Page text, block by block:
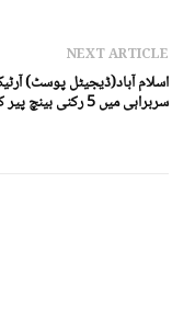
NEXT ARTICLE
سربراہی میں 5 رکنی بینچ پیر کو سماعت کرے گا